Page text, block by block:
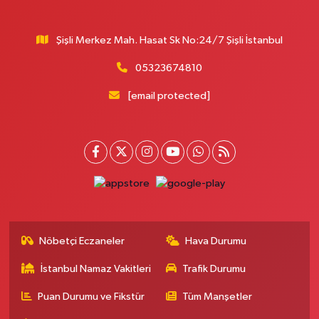
Veliefendi Mahallesi Çırpıcı Yolu B Sokak 1-B PİDEBANK AŞAĞISI
Osmaniye Mahallesi Adalet Sokak 6 Osmaniye Minibüs Durakları
Meydanı, Çarşı girişi,Tarihi Kayıkçıoğlu Fırını karşısı
Ece Eczanesi
Şişli Merkez Mah. Hasat Sk No:24/7 Şişli İstanbul
05323674810
[email protected]
Nöbetçi Eczaneler Hava Durumu
İstanbul Namaz Vakitleri Trafik Durumu
Puan Durumu ve Fikstür Tüm Manşetler